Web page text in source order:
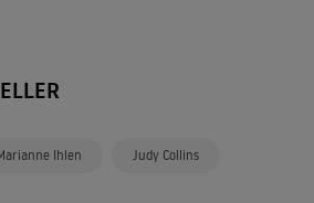
Ihlen Judy Collins